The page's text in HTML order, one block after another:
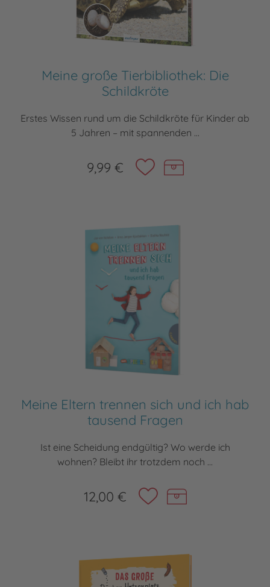
Meine große Tierbibliothek: Die
Schildkröte
Erstes Wissen rund um die Schildkröte für Kinder ab
5 Jahren – mit spannenden ...
9,99 €
Meine Eltern trennen sich und ich hab
tausend Fragen
Ist eine Scheidung endgültig? Wo werde ich
wohnen? Bleibt ihr trotzdem noch ...
12,00 €